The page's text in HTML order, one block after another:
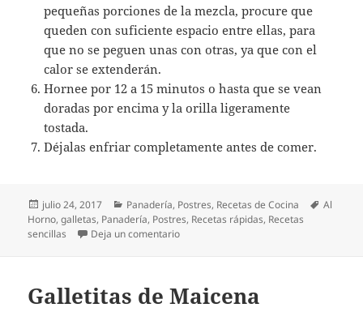
pequeñas porciones de la mezcla, procure que
queden con suficiente espacio entre ellas, para
que no se peguen unas con otras, ya que con el
calor se extenderán.
Hornee por 12 a 15 minutos o hasta que se vean
doradas por encima y la orilla ligeramente
tostada.
Déjalas enfriar completamente antes de comer.
Publicado
el
julio 24, 2017 Categorías
Panadería, Postres, Recetas de Cocina
Al
Horno,galletas, Panadería, Postres, Recetas rápidas, Recetas
sencillas
Deja un comentarioen Crocantes de coco y avena, con
Galletitas de Maicena